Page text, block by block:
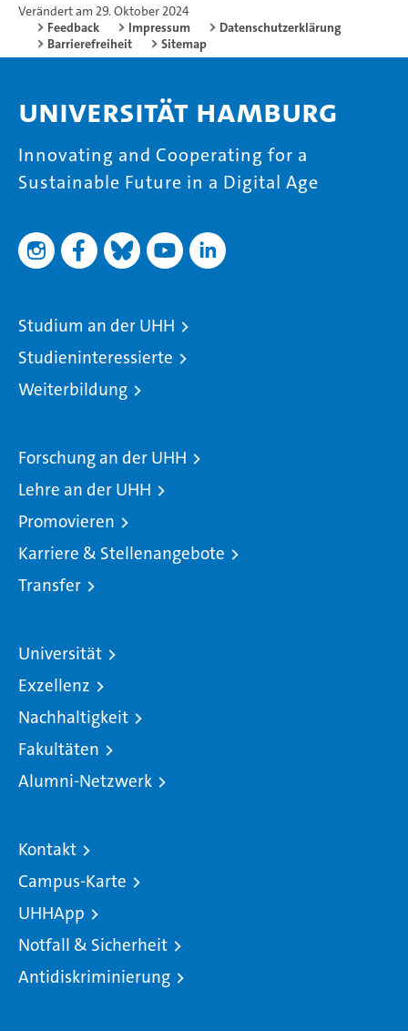
Verändert am 29. Oktober 2024
Feedback
Impressum
Datenschutzerklärung
Barrierefreiheit
Sitemap
Universität Hamburg
Innovating and Cooperating for a
Sustainable Future in a Digital Age
Studium an der UHH
Studieninteressierte
Weiterbildung
Forschung an der UHH
Lehre an der UHH
Promovieren
Karriere & Stellenangebote
Transfer
Universität
Exzellenz
Nachhaltigkeit
Fakultäten
Alumni-Netzwerk
Kontakt
Campus-Karte
UHHApp
Notfall & Sicherheit
Antidiskriminierung